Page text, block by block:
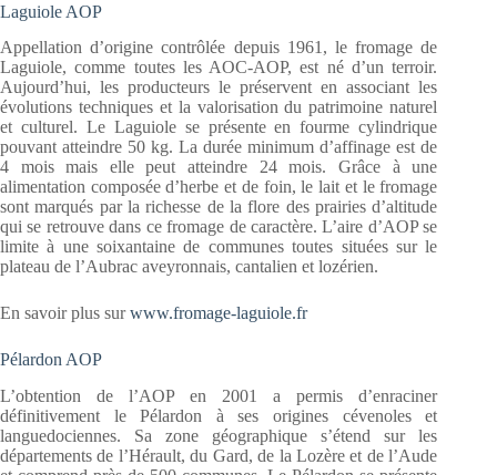
Laguiole AOP
Appellation d’origine contrôlée depuis 1961, le fromage de
Laguiole, comme toutes les AOC-AOP, est né d’un terroir.
Aujourd’hui, les producteurs le préservent en associant les
évolutions techniques et la valorisation du patrimoine naturel
et culturel. Le Laguiole se présente en fourme cylindrique
pouvant atteindre 50 kg. La durée minimum d’affinage est de
4 mois mais elle peut atteindre 24 mois. Grâce à une
alimentation composée d’herbe et de foin, le lait et le fromage
sont marqués par la richesse de la flore des prairies d’altitude
qui se retrouve dans ce fromage de caractère. L’aire d’AOP se
limite à une soixantaine de communes toutes situées sur le
plateau de l’Aubrac aveyronnais, cantalien et lozérien.
En savoir plus surwww.fromage-laguiole.fr
Pélardon AOP
L’obtention de l’AOP en 2001 a permis d’enraciner
définitivement le Pélardon à ses origines cévenoles et
languedociennes. Sa zone géographique s’étend sur les
départements de l’Hérault, du Gard, de la Lozère et de l’Aude